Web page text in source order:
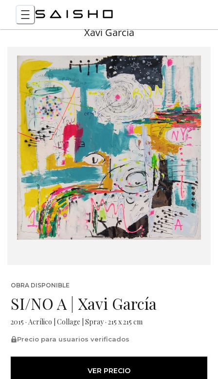
Xavi Garcia
OBRA DISPONIBLE
SI/NO A | Xavi García
2015 · Acrílico | Collage | Spray · 215 x 215 cm
Precio para usuarios verificados
VER PRECIO